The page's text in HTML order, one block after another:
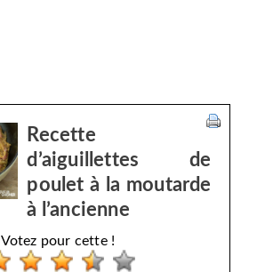
Recette
d’aiguillettes de
poulet à la moutarde
à l’ancienne
Votez pour cette !